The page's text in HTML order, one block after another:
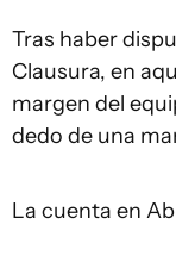
Tras haber
Clausura, en
margen del
dedo de una
La cuenta en